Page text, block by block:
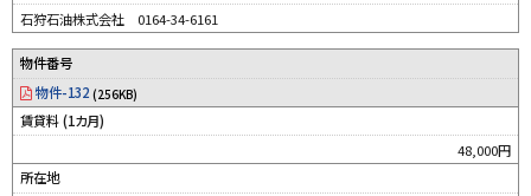
石狩石油株式会社 0164-34-6161
物件番号
物件-132 (256KB)
賃貸料 (1カ月)
48,000円
所在地